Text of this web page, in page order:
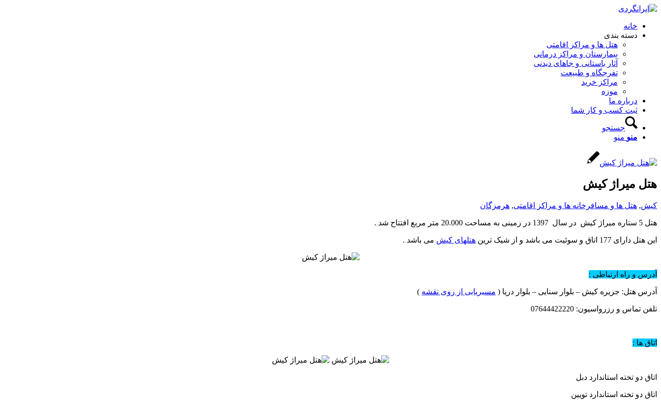
خانه
دسته بندی
هتل ها و مراکز اقامتی
بیمارستان و مراکز درمانی
آثار باستانی و جاهای دیدنی
تفرجگاه و طبیعت
مراکز خرید
موزه
درباره ما
ثبت کسب و کار شما
جستجو
منو منو
هتل میراژ کیش
کیش, هتل ها و مسافرخانه ها و مراکز اقامتی, هرمزگان
هتل 5 ستاره میراژ کیش در سال 1397 در زمینی به مساحت 20.000 متر مربع افتتاح شد .
این هتل دارای 177 اتاق و سوئیت می باشد و از شیک ترین هتلهای کیش می باشد .
آدرس و راه ارتباطی :
آدرس هتل: جزیره کیش – بلوار سنایی – بلوار دریا ( مسیریابی از روی نقشه )
تلفن تماس و رزرواسیون: 07644422220
اتاق ها :
اتاق دو تخته استاندارد دبل
اتاق دو تخته استاندارد تویین